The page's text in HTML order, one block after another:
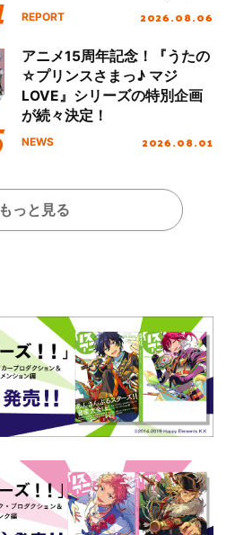
動を経てファイナルを迎える
REPORT 2026.08.06
アニメ15周年記念！『うたの
☆プリンスさまっ♪ マジ
LOVE』シリーズの特別企画
が続々決定！
NEWS 2026.08.01
もっと見る